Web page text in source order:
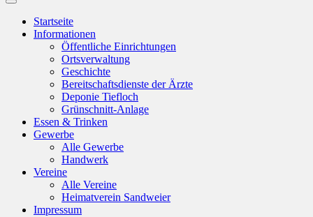
Suchfeld
ein-/ausblenden
Startseite
Informationen
Öffentliche Einrichtungen
Ortsverwaltung
Geschichte
Bereitschaftsdienste der Ärzte
Deponie Tiefloch
Grünschnitt-Anlage
Essen & Trinken
Gewerbe
Alle Gewerbe
Handwerk
Vereine
Alle Vereine
Heimatverein Sandweier
Impressum